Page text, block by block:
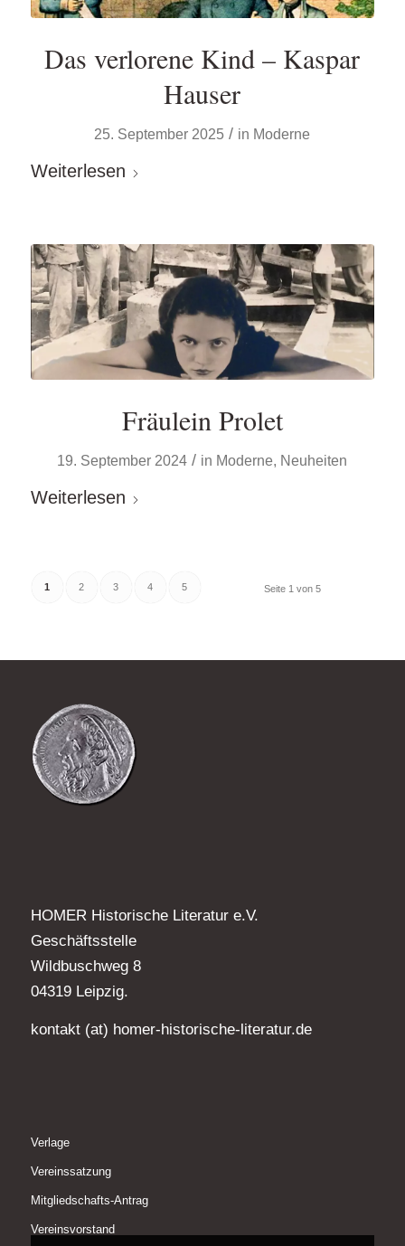
Das verlorene Kind – Kaspar
Hauser
25. September 2025 / in Moderne
Weiterlesen
Fräulein Prolet
19. September 2024 / in Moderne, Neuheiten
Weiterlesen
Seite 1 von 5
1 2 3 4 5
HOMER Historische Literatur e.V.
Geschäftsstelle
Wildbuschweg 8
04319 Leipzig.
kontakt (at) homer-historische-literatur.de
Verlage
Vereinssatzung
Mitgliedschafts-Antrag
Vereinsvorstand